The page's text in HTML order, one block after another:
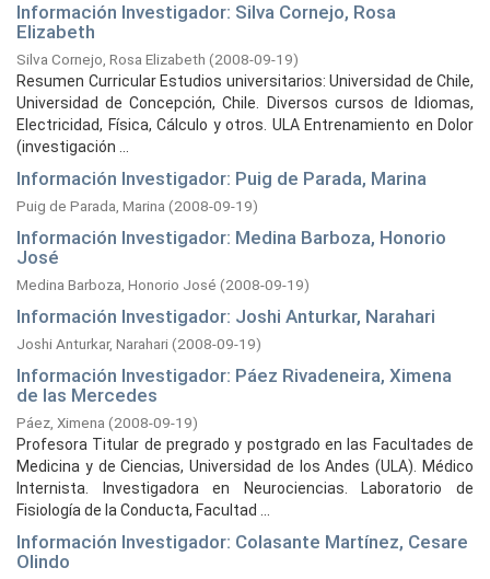
Información Investigador: Silva Cornejo, Rosa
Elizabeth
Silva Cornejo, Rosa Elizabeth (2008-09-19)
Resumen Curricular Estudios universitarios: Universidad de Chile,
Universidad de Concepción, Chile. Diversos cursos de Idiomas,
Electricidad, Física, Cálculo y otros. ULA Entrenamiento en Dolor
(investigación ...
Información Investigador: Puig de Parada, Marina
Puig de Parada, Marina (2008-09-19)
Información Investigador: Medina Barboza, Honorio
José
Medina Barboza, Honorio José (2008-09-19)
Información Investigador: Joshi Anturkar, Narahari
Joshi Anturkar, Narahari(2008-09-19)
Información Investigador: Páez Rivadeneira, Ximena
de las Mercedes
Páez, Ximena (2008-09-19)
Profesora Titular de pregrado y postgrado en las Facultades de
Medicina y de Ciencias, Universidad de los Andes (ULA). Médico
Internista. Investigadora en Neurociencias. Laboratorio de
Fisiología de la Conducta, Facultad ...
Información Investigador: Colasante Martínez, Cesare
Olindo